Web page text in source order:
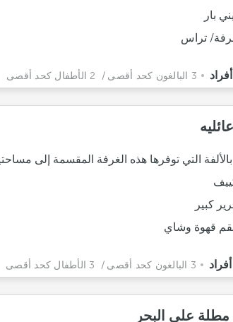
بار
تراس
3 البالغون كحد أقصى / 2 الأطفال كحد أقصى
بالألفة التي توفرها هذه الغرفة المقسمة إلى
كبير
قهوة وشاي
3 البالغون كحد أقصى / 3 الأطفال كحد أقصى
مطلة على البحر